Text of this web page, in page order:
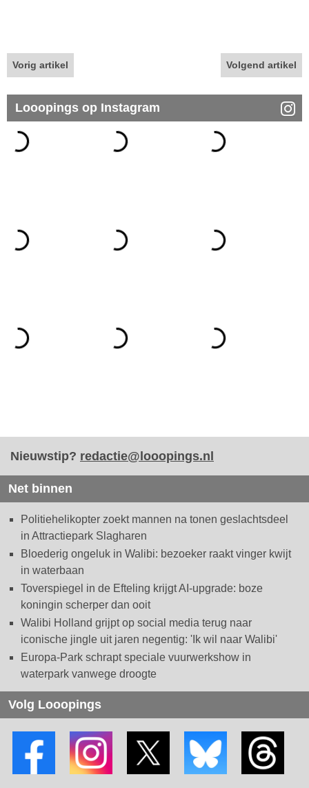
Vorig artikel Volgend artikel
Looopings op Instagram
Nieuwstip? redactie@looopings.nl
Net binnen
Politiehelikopter zoekt mannen na tonen geslachtsdeel
in Attractiepark Slagharen
Bloederig ongeluk in Walibi: bezoeker raakt vinger kwijt
in waterbaan
Toverspiegel in de Efteling krijgt AI-upgrade: boze
koningin scherper dan ooit
Walibi Holland grijpt op social media terug naar
iconische jingle uit jaren negentig: 'Ik wil naar Walibi'
Europa-Park schrapt speciale vuurwerkshow in
waterpark vanwege droogte
Volg Looopings